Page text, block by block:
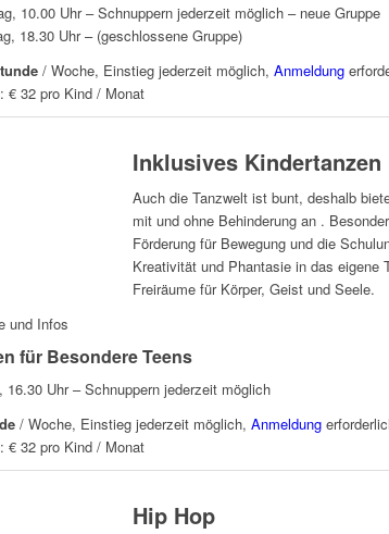
10.00 Uhr – Schnuppern jederzeit möglich – neue Gruppe
18.30 Uhr – (geschlossene Gruppe)
/ Woche, Einstieg jederzeit möglich, Anmeldung
€ 32 pro Kind / Monat
Inklusives Kindertanzen
Auch die Tanzwelt ist bunt, deshalb
mit und ohne Behinderung an .
Förderung für Bewegung und die
Kreativität und Phantasie in das eigene
Freiräume für Körper, Geist und Seele.
und Infos
für Besondere Teens
16.30 Uhr – Schnuppern jederzeit möglich
/ Woche, Einstieg jederzeit möglich, Anmeldung
€ 32 pro Kind / Monat
Hip Hop